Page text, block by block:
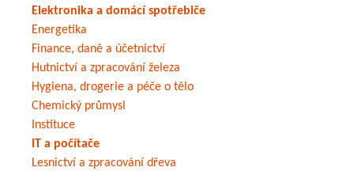
Elektronika a domácí spotřebiče
Energetika
Finance, daně a účetnictví
Hutnictví a zpracování železa
Hygiena, drogerie a péče o tělo
Chemický průmysl
Instituce
IT a počítače
Lesnictví a zpracování dřeva